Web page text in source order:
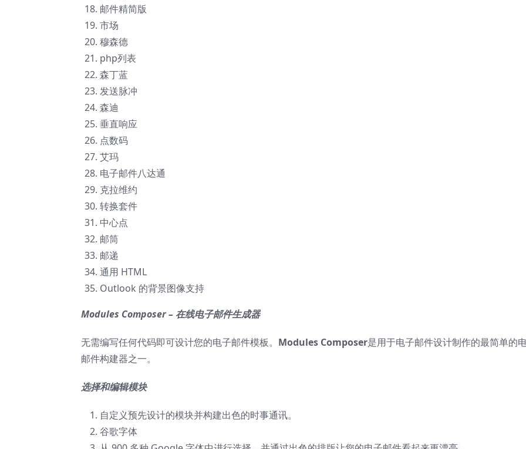
邮件精简版
市场
穆森德
php列表
森丁蓝
发送脉冲
森迪
垂直响应
点数码
艾玛
电子邮件八达通
克拉维约
转换套件
中心点
邮筒
邮递
通用 HTML
Outlook 的背景图像支持
Modules Composer – 在线电子邮件生成器
无需编写任何代码即可设计您的电子邮件模板。 Modules Composer是用于电子邮件设计制作的最简单的
邮件构建器之一。
选择和编辑模块
自定义预先设计的模块并构建出色的时事通讯。
谷歌字体